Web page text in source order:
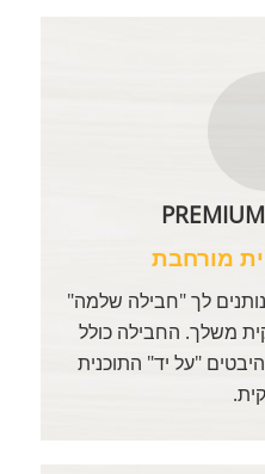
מורחבת
לך "חבילה שלמה"
משלך. החבילה כולל
"על יד" התוכנית